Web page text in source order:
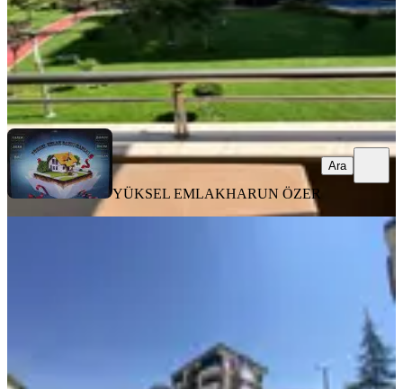
YÜKSEL EMLAKHARUN ÖZER
Ara
YÜKSEL EMLAKHARUN ÖZER
Ara